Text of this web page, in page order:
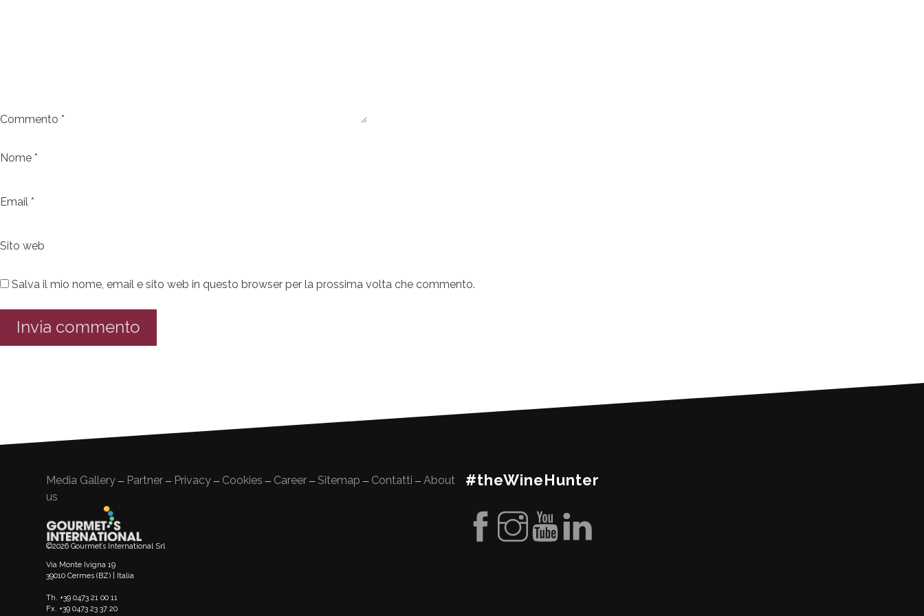
Commento *
Nome *
Email *
Sito web
Salva il mio nome, email e sito web in questo browser per la prossima volta che commento.
Media Gallery — Partner — Privacy — Cookies — Career —Sitemap — Contatti —About
us
©2026 Gourmet’s International Srl
Via Monte Ivigna 19
39010 Cermes (BZ) | Italia
Th. +39 0473 21 00 11
Fx. +39 0473 23 37 20
#theWineHunter